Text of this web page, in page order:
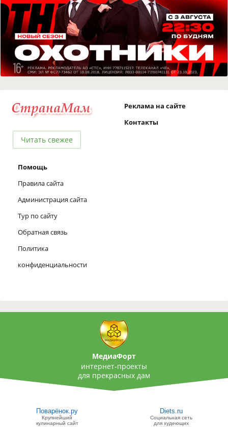
Читать свежее
Реклама на сайте
Контакты
Помощь
Правила сайта
Администрация сайта
Тур по сайту
Обратная связь
Политика
конфиденциальности
МедиаФорт
интернет-проекты
для прекрасных дам
Поварёнок.ру
Крупнейший
кулинарный сайт
Diets.ru
Социальная сеть
для худеющих